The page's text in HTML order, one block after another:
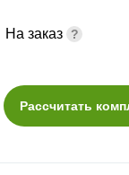
На заказ
Рассчитать